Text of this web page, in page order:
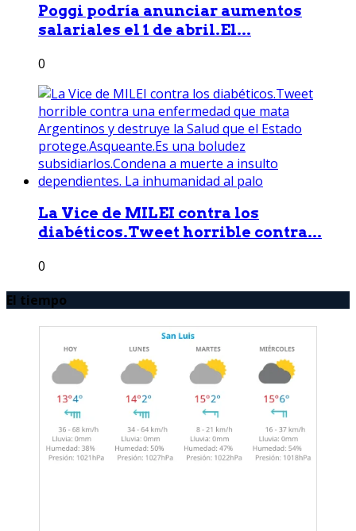
Poggi podría anunciar aumentos
salariales el 1 de abril.El...
0
La Vice de MILEI contra los
diabéticos.Tweet horrible contra...
0
El tiempo